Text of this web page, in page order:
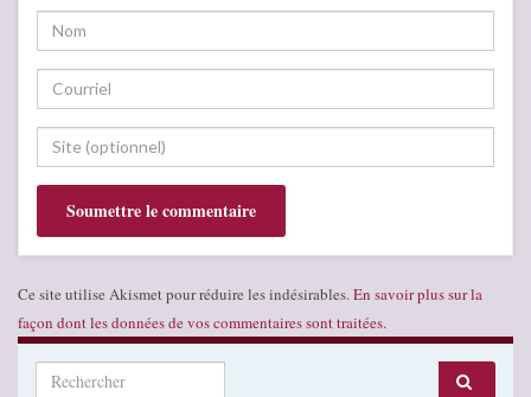
Ce site utilise Akismet pour réduire les indésirables. En savoir plus sur la
façon dont les données de vos commentaires sont traitées.
Search for: